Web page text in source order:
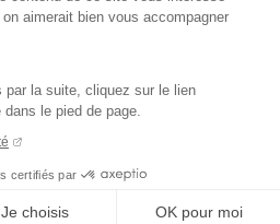
aimerait bien vous accompagner
par la suite, cliquez sur le lien
le pied de page.
certifiés par
Je choisis OK pour moi